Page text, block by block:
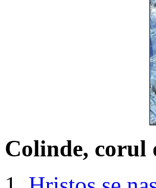
Colinde, corul